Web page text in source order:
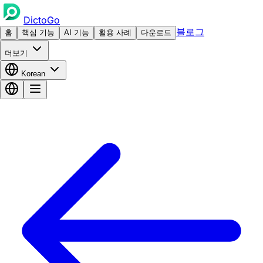
DictoGo
홈 핵심 기능 AI 기능 활용 사례 다운로드 블로그
더보기
Korean